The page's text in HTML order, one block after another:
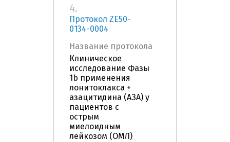
4.
Протокол ZE50-
0134-0004
Название протокола
Клиническое
исследование Фазы
1b применения
лонитоклакса +
азацитидина (АЗА) у
пациентов с
острым
миелоидным
лейкозом (ОМЛ)